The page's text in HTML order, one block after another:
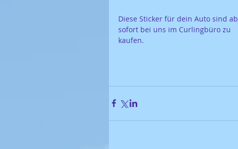
Diese Sticker für dein Auto sind ab
sofort bei uns im Curlingbüro zu
kaufen.